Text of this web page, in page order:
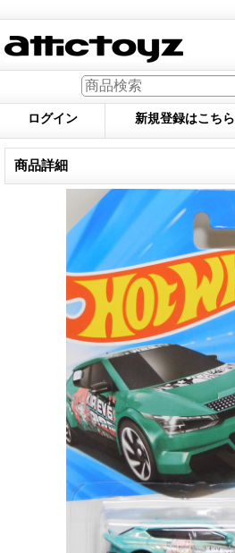
ログイン 新規登録はこちら
商品詳細